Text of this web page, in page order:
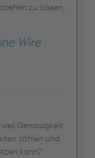
zu lassen,
Wire
Genauigkeit
zählen und
kann.“